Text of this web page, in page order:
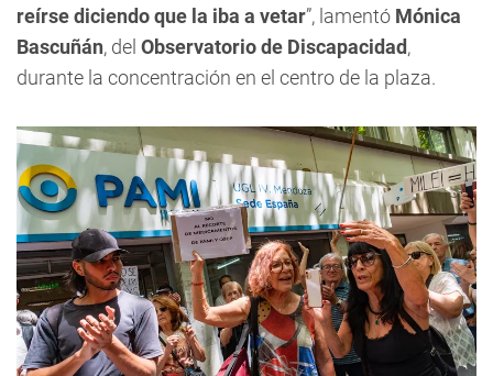
reírse diciendo que la iba a vetar”, lamentó Mónica
Bascuñán, del Observatorio de Discapacidad,
durante la concentración en el centro de la plaza.